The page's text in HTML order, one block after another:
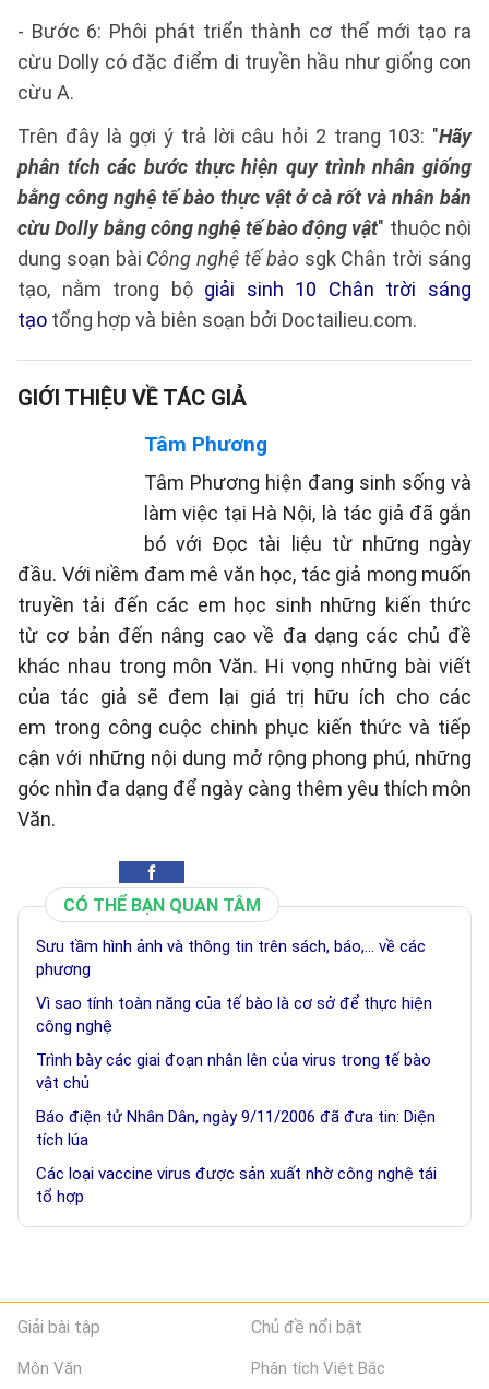
- Bước 6: Phôi phát triển thành cơ thể mới tạo ra
cừu Dolly có đặc điểm di truyền hầu như giống con
cừu A.
Trên đây là gợi ý trả lời câu hỏi 2 trang 103: "Hãy
phân tích các bước thực hiện quy trình nhân giống
bằng công nghệ tế bào thực vật ở cà rốt và nhân bản
cừu Dolly bằng công nghệ tế bào động vật" thuộc nội
dung soạn bài Công nghệ tế bào sgk Chân trời sáng
tạo, nằm trong bộ giải sinh 10 Chân trời sáng
tạo tổng hợp và biên soạn bởi Doctailieu.com.
GIỚI THIỆU VỀ TÁC GIẢ
Tâm Phương
Tâm Phương hiện đang sinh sống và
làm việc tại Hà Nội, là tác giả đã gắn
bó với Đọc tài liệu từ những ngày
đầu. Với niềm đam mê văn học, tác giả mong muốn
truyền tải đến các em học sinh những kiến thức
từ cơ bản đến nâng cao về đa dạng các chủ đề
khác nhau trong môn Văn. Hi vọng những bài viết
của tác giả sẽ đem lại giá trị hữu ích cho các
em trong công cuộc chinh phục kiến thức và tiếp
cận với những nội dung mở rộng phong phú, những
góc nhìn đa dạng để ngày càng thêm yêu thích môn
Văn.
CÓ THỂ BẠN QUAN TÂM
Sưu tầm hình ảnh và thông tin trên sách, báo,... về các
phương
Vì sao tính toàn năng của tế bào là cơ sở để thực hiện
công nghệ
Trình bày các giai đoạn nhân lên của virus trong tế bào
vật chủ
Báo điện tử Nhân Dân, ngày 9/11/2006 đã đưa tin: Diện
tích lúa
Các loại vaccine virus được sản xuất nhờ công nghệ tái
tổ hợp
Giải bài tập
Môn Văn
Chủ đề nổi bật
Phân tích Việt Bắc